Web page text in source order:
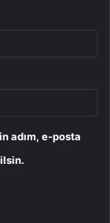
adım, e-posta